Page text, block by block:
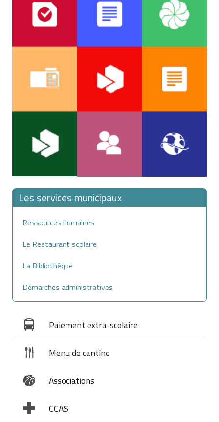
Les services municipaux
Ressources humaines
Le Restaurant scolaire
La Bibliothèque
Démarches administratives
Paiement extra-scolaire
Menu de cantine
Associations
CCAS